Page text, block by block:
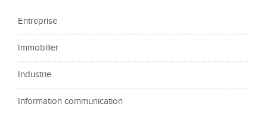
Entreprise
Immobilier
Industrie
Information communication